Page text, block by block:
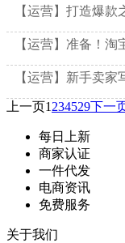
【运营】打造爆款
【运营】准备！淘
【运营】新手卖
上一页1 234529下一
每日上新
商家认证
一件代发
电商资讯
免费服务
关于我们